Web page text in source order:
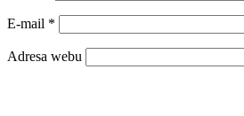
E-mail *
Adresa webu